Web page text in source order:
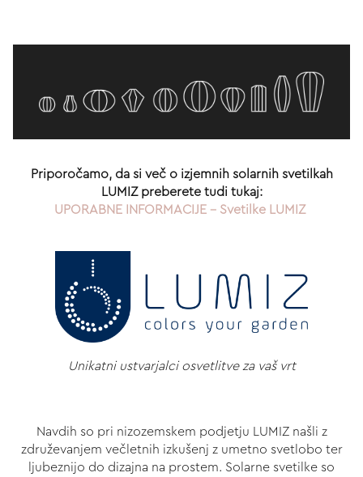
Priporočamo, da si več o izjemnih solarnih svetilkah
LUMIZ preberete tudi tukaj:
UPORABNE INFORMACIJE - Svetilke LUMIZ
Unikatni ustvarjalci osvetlitveza vaš vrt
Navdih so pri nizozemskem podjetju LUMIZ našli z
združevanjem večletnih izkušenj z umetno svetlobo ter
ljubeznijo do dizajna na prostem. Solarne svetilke so